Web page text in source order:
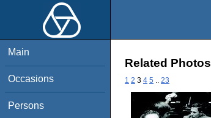
Main
Occasions
Persons
Related Photos
1 2 3 4 5 23